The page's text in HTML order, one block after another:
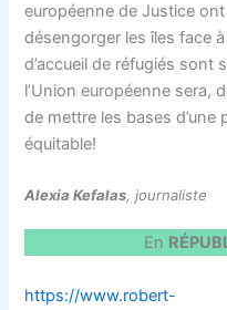
européenne de Justice
désengorger les îles face
d’accueil de réfugiés sont
l’Union européenne sera,
de mettre les bases
équitable!
Alexia Kefalas, journaliste
En
https://www.robert-